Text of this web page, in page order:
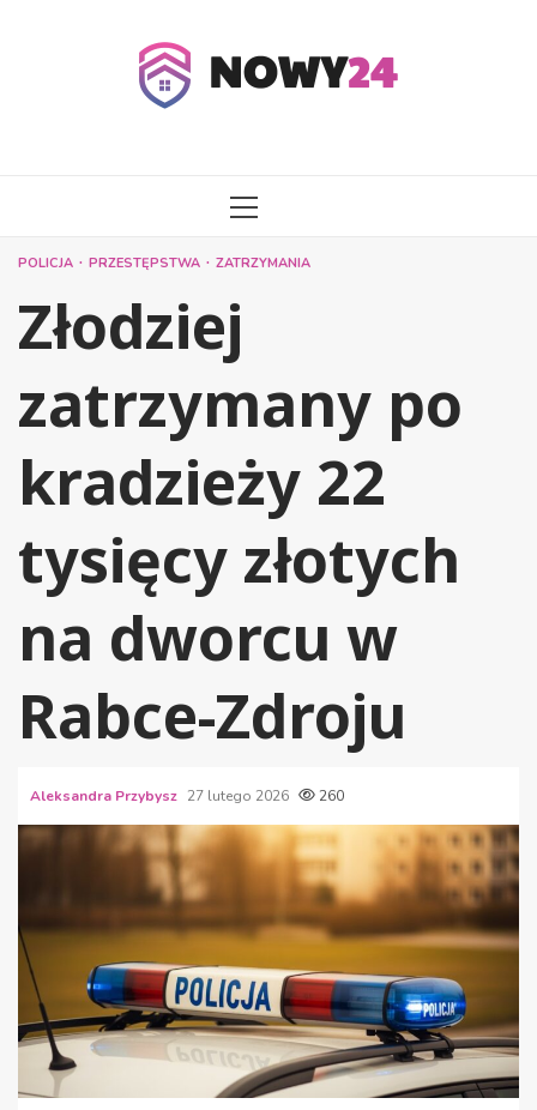
MENU
POLICJA PRZESTĘPSTWA ZATRZYMANIA
Złodziej
zatrzymany po
kradzieży 22
tysięcy złotych
na dworcu w
Rabce-Zdroju
Aleksandra Przybysz 27 lutego 2026 260